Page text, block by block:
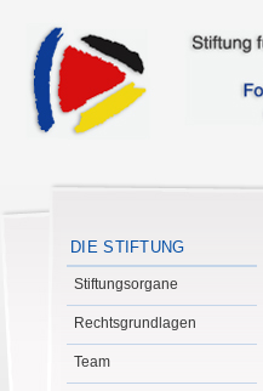
DIE STIFTUNG
Stiftungsorgane
Rechtsgrundlagen
Team